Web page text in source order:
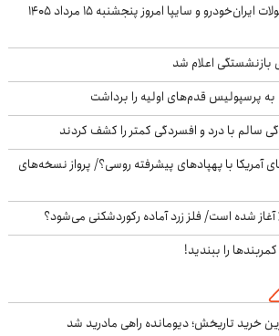
تغییر تند قیمت محصولات ایران‌خودرو و سایپا امروز پنجشنبه ۱۵ مرداد ۱۴۰۵
اعلام شد
پرسپولیس قدم‌های اولیه را برداشت
سالم با درد و افسردگی کمتر را کشف کردند
آمریکا با پهپادهای پیشرفته روسی؟/ پرواز نسخه‌های
آغاز شده است/ فلز زرد آماده رکوردشکنی می‌شود؟
را ببندید!
خرید تاریخش؛ دیومانده راهی مادرید شد